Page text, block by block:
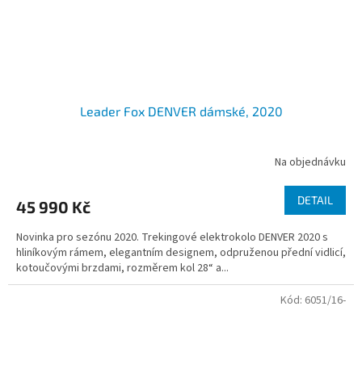
Leader Fox DENVER dámské, 2020
Na objednávku
45 990 Kč DETAIL
Novinka pro sezónu 2020. Trekingové elektrokolo DENVER 2020 s
hliníkovým rámem, elegantním designem, odpruženou přední vidlicí,
kotoučovými brzdami, rozměrem kol 28“ a...
Kód: 6051/16-